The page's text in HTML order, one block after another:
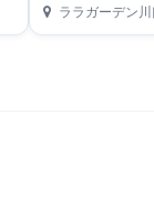
ララガーデン